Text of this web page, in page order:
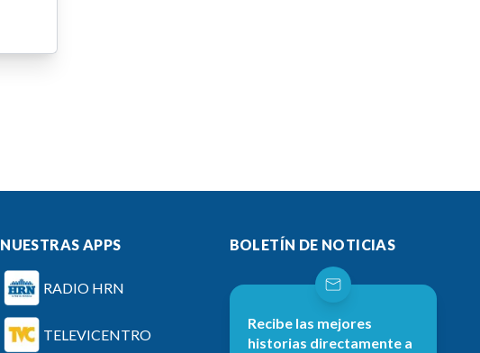
NUESTRAS APPS
RADIO HRN
TELEVICENTRO
BOLETÍN DE NOTICIAS
Recibe las mejores
historias directamente a